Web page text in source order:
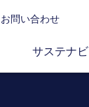
お問い合わせ
サステナ